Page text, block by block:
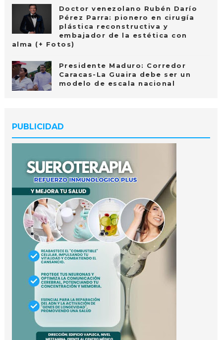
Doctor venezolano Rubén Darío
Pérez Parra: pionero en cirugía
plástica reconstructiva y
embajador de la estética con
alma (+ Fotos)
Presidente Maduro: Corredor
Caracas-La Guaira debe ser un
modelo de escala nacional
PUBLICIDAD